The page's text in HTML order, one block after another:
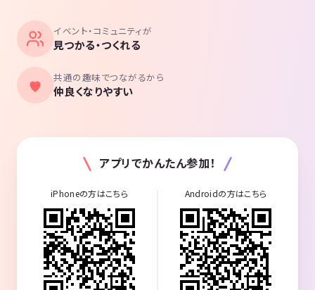
イベント・コミュニティが
見つかる・つくれる
共通の趣味でつながるから
仲良くなりやすい
アプリでかんたん参加！
iPhoneの方はこちら Androidの方はこちら